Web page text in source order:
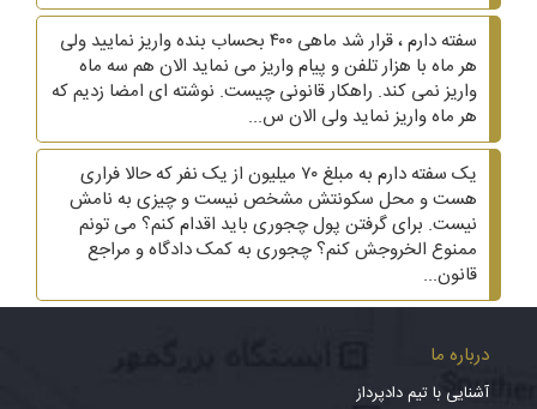
سفته دارم ، قرار شد ماهی ۴۰۰ بحساب بنده واریز نمایید ولی
هر ماه با هزار تلفن و پیام واریز می نماید الان هم سه ماه
واریز نمی کند. راهکار قانونی چیست. نوشته ای امضا زدیم که
هر ماه واریز نماید ولی الان س...
یک سفته دارم به مبلغ ۷۰ میلیون از یک نفر که حالا فراری
هست و محل سکونتش مشخص نیست و چیزی به نامش
نیست. برای گرفتن پول چجوری باید اقدام کنم؟ می تونم
ممنوع الخروجش کنم؟ چجوری به کمک دادگاه و مراجع
قانون...
درباره ما
آشنایی با تیم دادپرداز